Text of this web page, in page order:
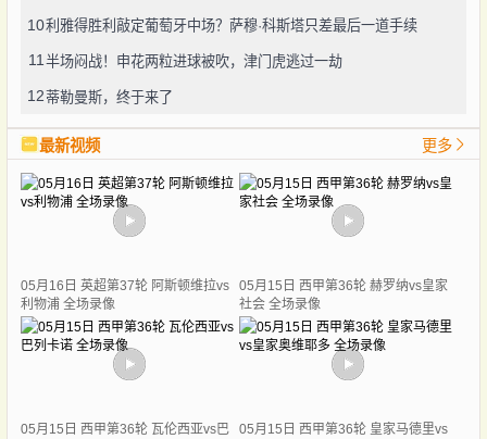
10利雅得胜利敲定葡萄牙中场？萨穆·科斯塔只差最后一道手续
11半场闷战！申花两粒进球被吹，津门虎逃过一劫
12 蒂勒曼斯，终于来了
最新视频 更多
05月16日 英超第37轮 阿斯顿维拉vs
利物浦 全场录像
05月15日 西甲第36轮 赫罗纳vs皇家
社会 全场录像
05月15日 西甲第36轮 瓦伦西亚vs巴
05月15日 西甲第36轮 皇家马德里vs